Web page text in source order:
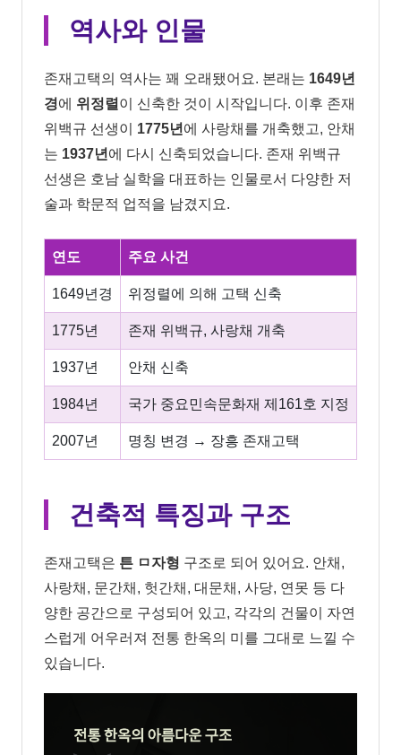
역사와 인물
존재고택의 역사는 꽤 오래됐어요. 본래는 1649년
경에 위정렬 이 신축한 것이 시작입니다. 이후 존재
위백규 선생이 1775년 에 사랑채를 개축했고, 안채
는 1937년 에 다시 신축되었습니다. 존재 위백규
선생은 호남 실학을 대표하는 인물로서 다양한 저
술과 학문적 업적을 남겼지요.
연도 주요 사건
1649년경 위정렬에 의해 고택 신축
1775년 존재 위백규, 사랑채 개축
1937년 안채 신축
1984년 국가 중요민속문화재 제161호 지정
2007년 명칭 변경 → 장흥 존재고택
건축적 특징과 구조
존재고택은 튼 ㅁ자형 구조로 되어 있어요. 안채,
사랑채, 문간채, 헛간채, 대문채, 사당, 연못 등 다
양한 공간으로 구성되어 있고, 각각의 건물이 자연
스럽게 어우러져 전통 한옥의 미를 그대로 느낄 수
있습니다.